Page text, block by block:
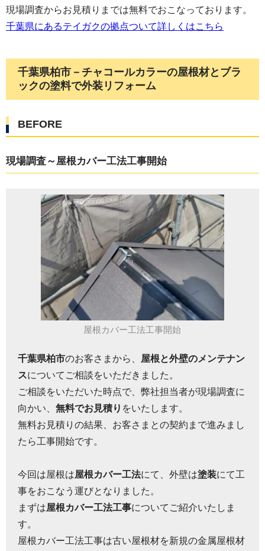
現場調査からお見積りまでは無料でおこなっております。
千葉県にあるテイガクの拠点ついて詳しくはこちら
千葉県柏市－チャコールカラーの屋根材とブラ
ックの塗料で外装リフォーム
BEFORE
現場調査～屋根カバー工法工事開始
屋根カバー工法工事開始
千葉県柏市のお客さまから、 屋根と外壁のメンテナン
スについてご相談をいただきました。
ご相談をいただいた時点で、弊社担当者が現場調査に
向かい、 無料でお見積り をいたします。
無料お見積りの結果、お客さまとの契約まで進みまし
たら工事開始です。
今回は屋根は屋根カバー工法にて、外壁は塗装にて工
事をおこなう運びとなりました。
まずは屋根カバー工法工事についてご紹介いたしま
す。
屋根カバー工法工事は古い屋根材を新規の金属屋根材